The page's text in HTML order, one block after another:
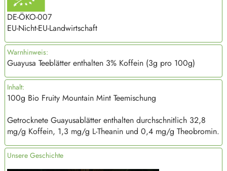
DE-ÖKO-007
EU-Nicht-EU-Landwirtschaft
Warnhinweis:
Guayusa Teeblätter enthalten 3% Koffein (3g pro 100g)
Inhalt:
100g Bio Fruity Mountain Mint Teemischung
Getrocknete Guayusablätter enthalten durchschnitlich 32,8
mg/g Koffein, 1,3 mg/g L-Theanin und 0,4 mg/g Theobromin.
Unsere Geschichte